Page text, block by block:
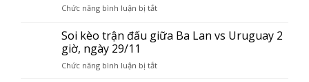
Sbobet
thấp
Nam
Chức năng bình luận bị tắtở
trang
con
viên
Soi kèo trận đấu giữa Ba Lan vs Uruguay 2
giờ, ngày 29/11
Chức năng bình luận bị tắtở